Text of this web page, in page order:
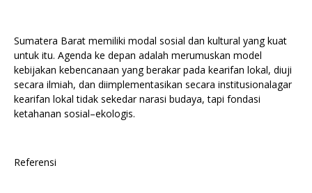
Sumatera Barat memiliki modal sosial dan kultural yang kuat
untuk itu. Agenda ke depan adalah merumuskan model
kebijakan kebencanaan yang berakar pada kearifan lokal, diuji
secara ilmiah, dan diimplementasikan secara institusionalagar
kearifan lokal tidak sekedar narasi budaya, tapi fondasi
ketahanan sosial–ekologis.
Referensi